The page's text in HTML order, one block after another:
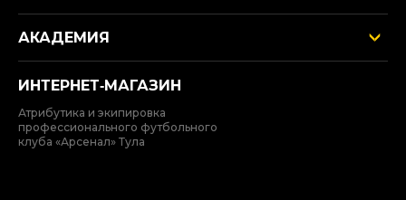
АКАДЕМИЯ
ИНТЕРНЕТ‑МАГАЗИН
Атрибутика и экипировка
профессионального футбольного
клуба «Арсенал» Тула